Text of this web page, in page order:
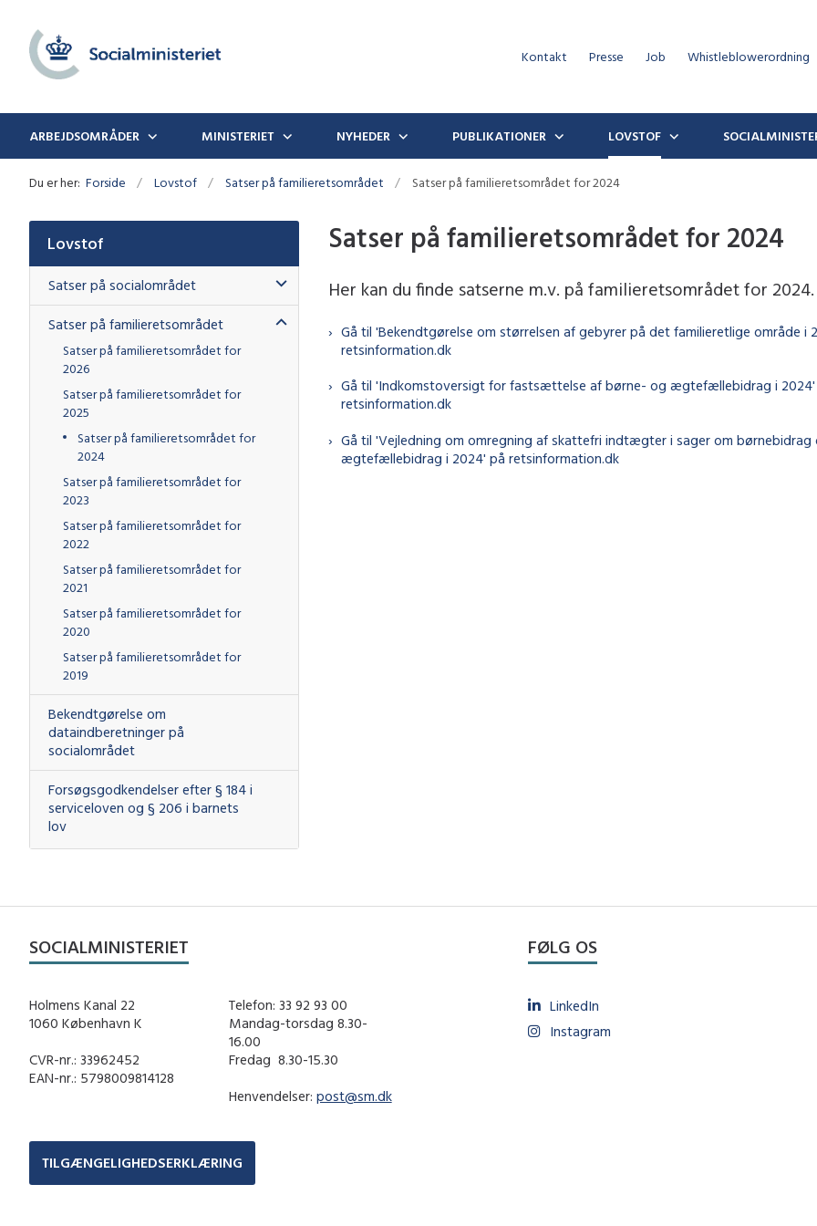
Kontakt Presse Job Whistleblowerordning
ARBEJDSOMRÅDER MINISTERIET NYHEDER PUBLIKATIONER LOVSTOF
Du er her: Forside Lovstof Satser på familieretsområdet Satser på familieretsområdet for 2024
Lovstof
Satser på socialområdet
Satser på familieretsområdet
Satser på familieretsområdet for
2026
Satser på familieretsområdet for
2025
Satser på familieretsområdet for
2024
Satser på familieretsområdet for
2023
Satser på familieretsområdet for
2022
Satser på familieretsområdet for
2021
Satser på familieretsområdet for
2020
Satser på familieretsområdet for
2019
Bekendtgørelse om
dataindberetninger på
socialområdet
Forsøgsgodkendelser efter § 184 i
serviceloven og § 206 i barnets
lov
Satser på familieretsområdet for 2024
Her kan du finde satserne m.v. på familieretsområdet for 2024.
Gå til 'Bekendtgørelse om størrelsen af gebyrer på det familieretlige område i
retsinformation.dk
Gå til 'Indkomstoversigt for fastsættelse af børne- og ægtefællebidrag i
retsinformation.dk
Gå til 'Vejledning om omregning af skattefri indtægter i sager om børnebidrag
ægtefællebidrag i 2024' på retsinformation.dk
SOCIALMINISTERIET
Holmens Kanal 22
1060 København K
CVR-nr.: 33962452
EAN-nr.: 5798009814128
Telefon: 33 92 93 00
Mandag-torsdag 8.30-
16.00
Fredag ​ 8.30-15.30
Henvendelser: post@sm.dk
TILGÆNGELIGHEDSERKLÆRING
FØLG OS
LinkedIn
Instagram